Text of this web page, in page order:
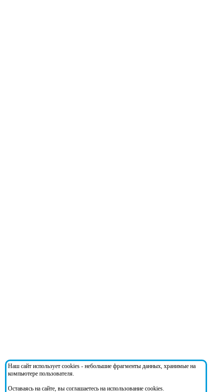
Наш сайт использует cookies - небольшие фрагменты данных, хранимые на
компьютере пользователя.
Оставаясь на сайте, вы соглашаетесь на использование cookies.